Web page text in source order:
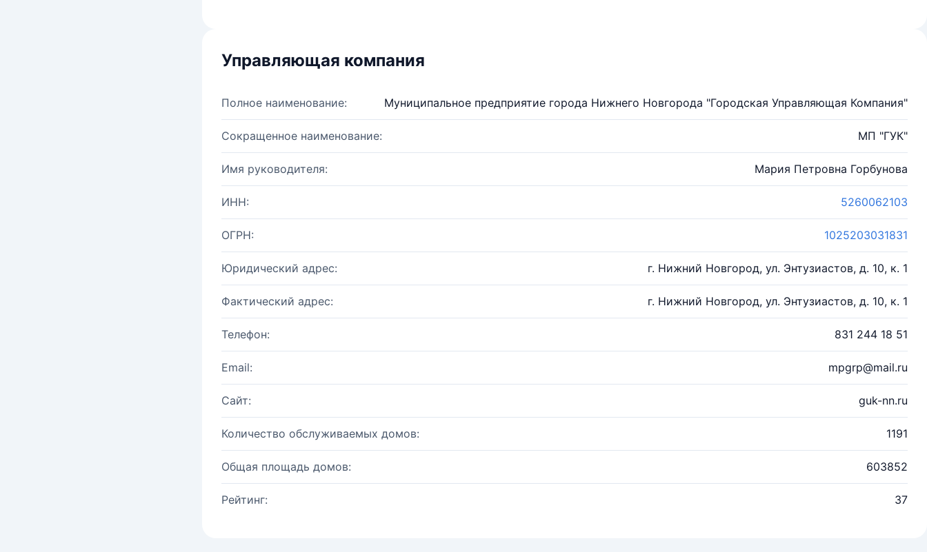
Управляющая компания
Полное наименование: Муниципальное предприятие города Нижнего Новгорода "Городская Управляющая Компания"
Сокращенное наименование: МП "ГУК"
Имя руководителя: Мария Петровна Горбунова
ИНН: 5260062103
ОГРН: 1025203031831
Юридический адрес: г. Нижний Новгород, ул. Энтузиастов, д. 10, к. 1
Фактический адрес: г. Нижний Новгород, ул. Энтузиастов, д. 10, к. 1
Телефон: 831 244 18 51
Email: mpgrp@mail.ru
Сайт: guk-nn.ru
Количество обслуживаемых домов: 1191
Общая площадь домов: 603852
Рейтинг: 37